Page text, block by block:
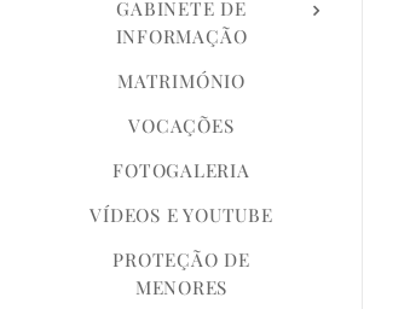
GABINETE DE
INFORMAÇÃO
MATRIMÓNIO
VOCAÇÕES
FOTOGALERIA
VÍDEOS E YOUTUBE
PROTEÇÃO DE
MENORES